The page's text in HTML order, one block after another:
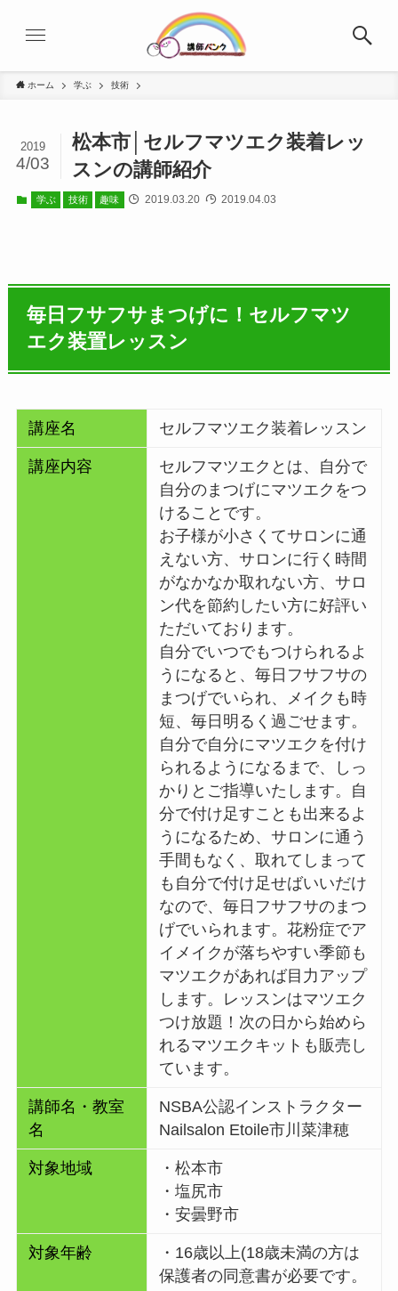
ホーム 学ぶ 技術
松本市│セルフマツエク装着レッ
スンの講師紹介
2019
4/03
学ぶ 技術 趣味 2019.03.20 2019.04.03
毎日フサフサまつげに！セルフマツ
エク装置レッスン
講座名 セルフマツエク装着レッスン
講座内容
セルフマツエクとは、自分で
自分のまつげにマツエクをつ
けることです。
お子様が小さくてサロンに通
えない方、サロンに行く時間
がなかなか取れない方、サロ
ン代を節約したい方に好評い
ただいております。
自分でいつでもつけられるよ
うになると、毎日フサフサの
まつげでいられ、メイクも時
短、毎日明るく過ごせます。
自分で自分にマツエクを付け
られるようになるまで、しっ
かりとご指導いたします。自
分で付け足すことも出来るよ
うになるため、サロンに通う
手間もなく、取れてしまって
も自分で付け足せばいいだけ
なので、毎日フサフサのまつ
げでいられます。花粉症でア
イメイクが落ちやすい季節も
マツエクがあれば目力アップ
します。レッスンはマツエク
つけ放題！次の日から始めら
れるマツエクキットも販売し
ています。
講師名・教室
名
NSBA公認インストラクター
Nailsalon Etoile市川菜津穂
対象地域
・松本市
・塩尻市
・安曇野市
対象年齢
・16歳以上(18歳未満の方は
保護者の同意書が必要です。